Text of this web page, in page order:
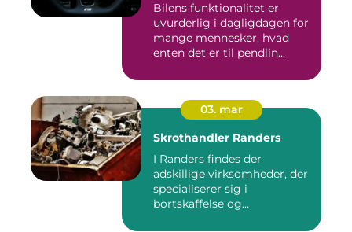
Bilens funktionalitet er
uvurderlig i dagligdagen for
mange mennesker, hvad
enten det er til pendlin...
03. mar
Skrothandler Randers
I Randers findes der
adskillige virksomheder, der
specialiserer sig i
bortskaffelse og